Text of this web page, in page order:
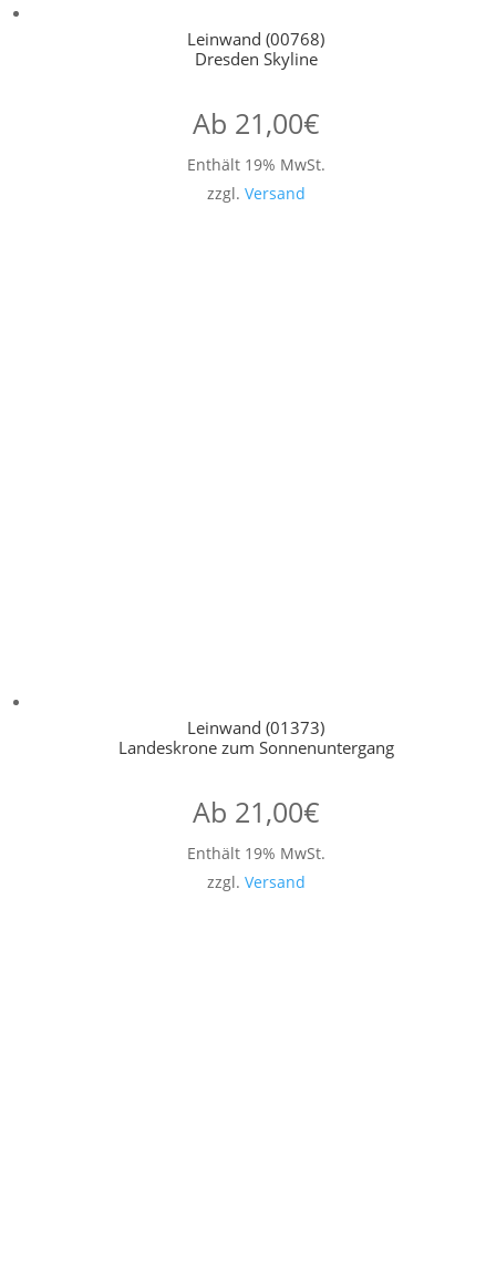
Leinwand (00768)
Dresden Skyline
Ab 21,00€
Enthält 19% MwSt.
zzgl. Versand
Leinwand (01373)
Landeskrone zum Sonnenuntergang
Ab 21,00€
Enthält 19% MwSt.
zzgl. Versand